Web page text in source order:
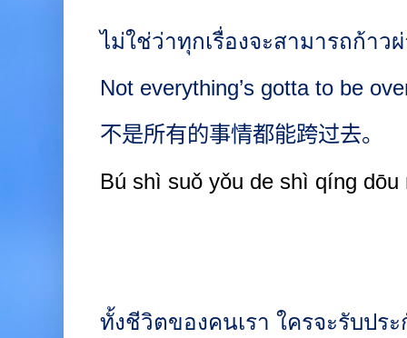
ไม่ใช่ว่าทุกเรื่องจะสามารถก้าว
Not everything’s gotta to be
不是所有的事情都能跨过去。
Bú shì suǒ yǒu de shì qíng dōu
ทั้งชีวิตของคนเรา ใครจะรับปร